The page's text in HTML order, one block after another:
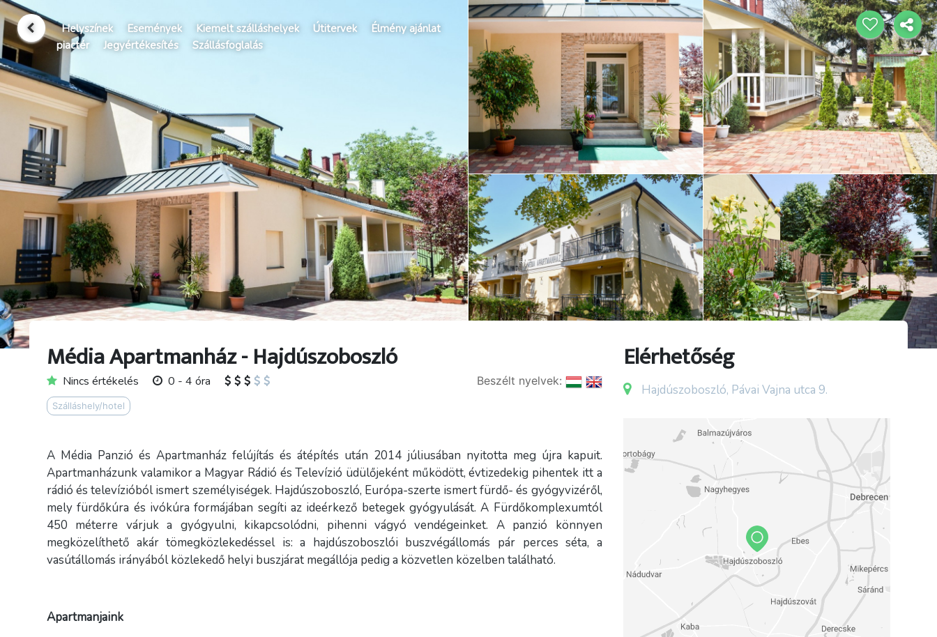
Helyszínek Események Kiemelt szálláshelyek Útitervek
Élmény ajánlat
piactér
Jegyértékesítés Szállásfoglalás
Média Apartmanház - Hajdúszoboszló
Nincs értékelés 0 - 4 óra Beszélt nyelvek:
Szálláshely/hotel
A Média Panzió és Apartmanház felújítás és átépítés után 2014 júliusában nyitotta meg újra kapuit.
Apartmanházunk valamikor a Magyar Rádió és Televízió üdülőjeként működött, évtizedekig pihentek itt a
rádió és televízióból ismert személyiségek. Hajdúszoboszló, Európa-szerte ismert fürdő- és gyógyvizéről,
mely fürdőkúra és ivókúra formájában segíti az ideérkező betegek gyógyulását. A Fürdőkomplexumtól
450 méterre várjuk a gyógyulni, kikapcsolódni, pihenni vágyó vendégeinket. A panzió könnyen
megközelíthető akár tömegközlekedéssel is: a hajdúszoboszlói buszvégállomás pár perces séta, a
vasútállomás irányából közlekedő helyi buszjárat megállója pedig a közvetlen közelben található.
Apartmanjaink
Elérhetőség
Hajdúszoboszló, Pávai Vajna utca 9.